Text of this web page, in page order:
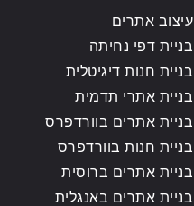
עיצוב אתרים
בניית דפי נחיתה
בניית חנות דיגיטלית
בניית אתרי תדמית
בניית אתרים בוורדפרס
בניית חנות בוורדפרס
בניית אתרים ברוסית
בניית אתרים באנגלית